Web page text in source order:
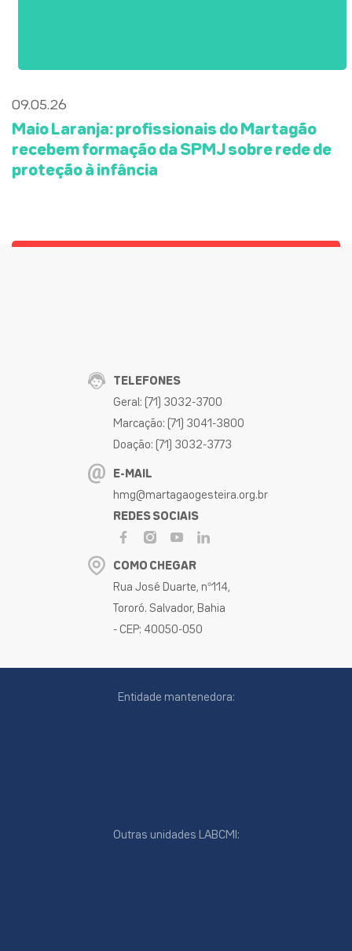
09.05.26
Maio Laranja: profissionais do Martagão
recebem formação da SPMJ sobre rede de
proteção à infância
TELEFONES
Geral: (71) 3032-3700
Marcação: (71) 3041-3800
Doação: (71) 3032-3773
E-MAIL
hmg@martagaogesteira.org.br
REDES SOCIAIS
COMO CHEGAR
Rua José Duarte, nº114,
Tororó. Salvador, Bahia
- CEP: 40050-050
Entidade mantenedora:
Outras unidades LABCMI: